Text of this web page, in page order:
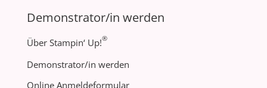
Demonstrator/in werden
Über Stampin‘ Up!®
Demonstrator/in werden
Online Anmeldeformular